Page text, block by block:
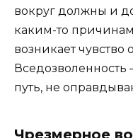
вокруг должны и
каким-то
возникает
путь, не